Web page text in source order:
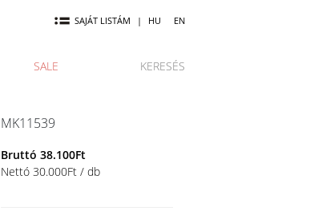
SAJÁT LISTÁM | HU EN
SALE KERESÉS
MK11539
Bruttó 38.100Ft
Nettó 30.000Ft / db